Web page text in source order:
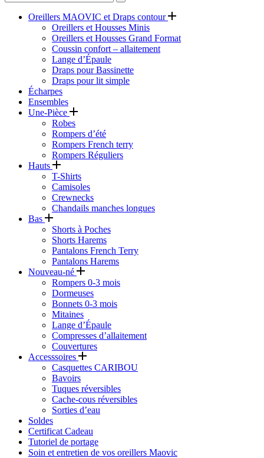
Oreillers MAOVIC et Draps contour
Oreillers et Housses Minis
Oreillers et Housses Grand Format
Coussin confort – allaitement
Lange d’Épaule
Draps pour Bassinette
Draps pour lit simple
Écharpes
Ensembles
Une-Pièce
Robes
Rompers d’été
Rompers French terry
Rompers Réguliers
Hauts
T-Shirts
Camisoles
Crewnecks
Chandails manches longues
Bas
Shorts à Poches
Shorts Harems
Pantalons French Terry
Pantalons Harems
Nouveau-né
Rompers 0-3 mois
Dormeuses
Bonnets 0-3 mois
Mitaines
Lange d’Épaule
Compresses d’allaitement
Couvertures
Accesssoires
Casquettes CARIBOU
Bavoirs
Tuques réversibles
Cache-cous réversibles
Sorties d’eau
Soldes
Certificat Cadeau
Tutoriel de portage
Soin et entretien de vos oreillers Maovic